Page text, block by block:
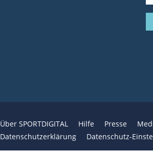
Über SPORTDIGITAL Hilfe Presse
Datenschutzerklärung
Datenschutz-